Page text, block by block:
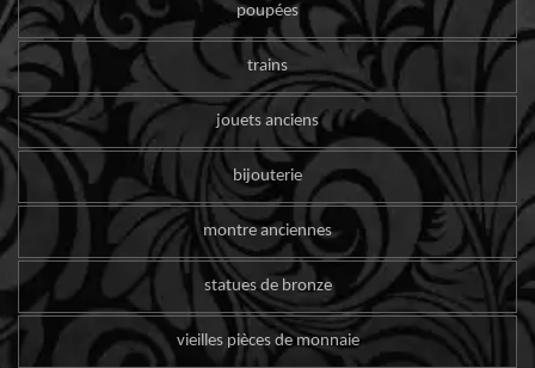
poupées
trains
jouets anciens
bijouterie
montre anciennes
statues de bronze
vieilles pièces de monnaie